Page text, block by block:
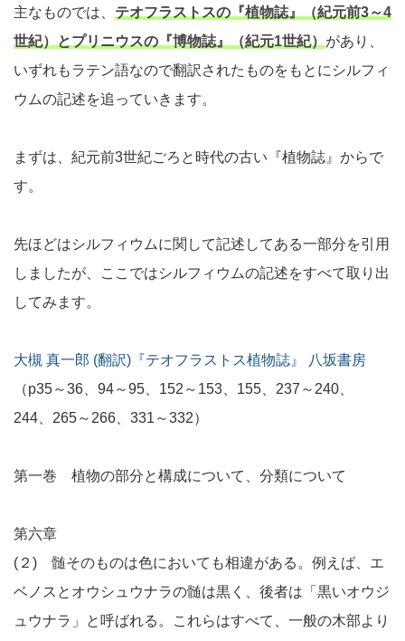
主なものでは、 テオフラストスの『植物誌』（紀元前3～4
世紀）とプリニウスの『博物誌』（紀元1世紀） があり、
いずれもラテン語なので翻訳されたものをもとにシルフィ
ウムの記述を追っていきます。
まずは、紀元前3世紀ごろと時代の古い『植物誌』からで
す。
先ほどはシルフィウムに関して記述してある一部分を引用
しましたが、ここではシルフィウムの記述をすべて取り出
してみます。
大槻 真一郎 (翻訳)『テオフラストス植物誌』 八坂書房
（p35～36、94～95、152～153、155、237～240、
244、265～266、331～332）
第一巻 植物の部分と構成について、分類について
第六章
(２) 髄そのものは色においても相違がある。例えば、エ
ベノスとオウシュウナラの髄は黒く、後者は「黒いオウジ
ュウナラ」と呼ばれる。これらはすべて、一般の木部より